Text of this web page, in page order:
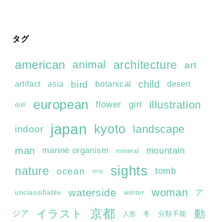
タグ
american animal architecture art
artifact asia bird botanical child desert
doll european flower girl illustration
indoor japan kyoto landscape
man marine organism mineral mountain
nature ocean ship sights tomb
unclassifiable waterside winter woman ア
ジア イラスト 京都 人形 冬 分類不能 動